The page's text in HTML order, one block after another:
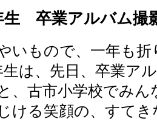
生 卒業アルバム撮
いもので、一年も
生は、先日、卒業ア
、古市小学校でみ
ける笑顔の、すてき